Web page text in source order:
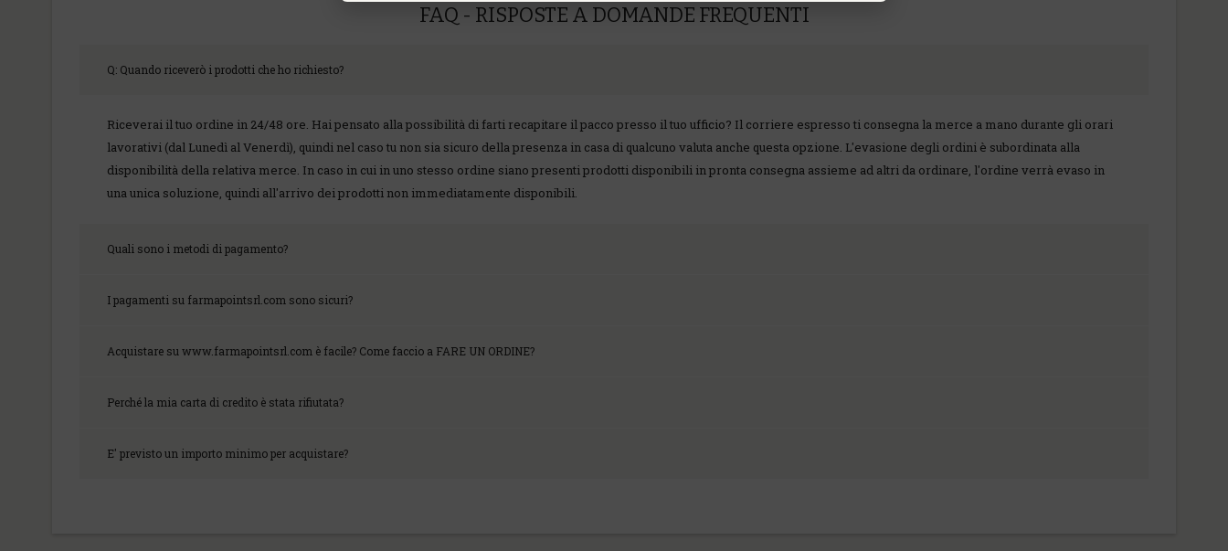
FAQ - RISPOSTE A DOMANDE FREQUENTI
Q: Quando riceverò i prodotti che ho richiesto?
Riceverai il tuo ordine in 24/48 ore. Hai pensato alla possibilità di farti recapitare il pacco presso il tuo ufficio? Il corriere espresso ti consegna la merce a mano durante gli orari
lavorativi (dal Lunedì al Venerdì), quindi nel caso tu non sia sicuro della presenza in casa di qualcuno valuta anche questa opzione. L'evasione degli ordini è subordinata alla
disponibilità della relativa merce. In caso in cui in uno stesso ordine siano presenti prodotti disponibili in pronta consegna assieme ad altri da ordinare, l'ordine verrà evaso in
una unica soluzione, quindi all'arrivo dei prodotti non immediatamente disponibili.
Quali sono i metodi di pagamento?
I pagamenti su farmapointsrl.com sono sicuri?
Acquistare su www.farmapointsrl.com è facile? Come faccio a FARE UN ORDINE?
Perché la mia carta di credito è stata rifiutata?
E' previsto un importo minimo per acquistare?